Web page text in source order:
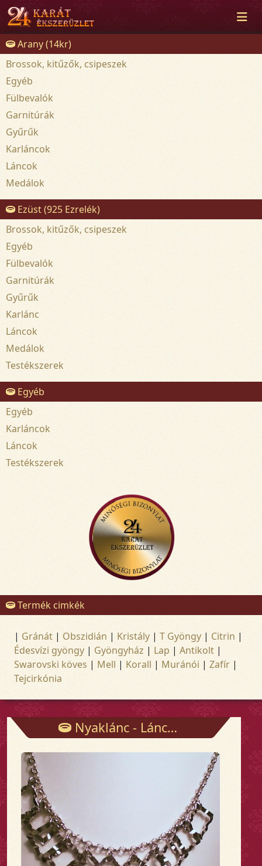
Arany (14kr)
Brossok, kitűzők, csipeszek
Egyéb
Fülbevalók
Garnitúrák
Gyűrűk
Karláncok
Láncok
Medálok
Ezüst (925 Ezrelék)
Brossok, kitűzők, csipeszek
Egyéb
Fülbevalók
Garnitúrák
Gyűrűk
Karlánc
Láncok
Medálok
Testékszerek
Egyéb
Egyéb
Karláncok
Láncok
Testékszerek
Termék cimkék
| Gránát | Obszidián | Kristály | T Gyöngy | Citrin |
Édesvízi gyöngy | Gyöngyház | Lap | Antikolt |
Swarovski köves | Mell | Korall | Muránói | Zafír |
Tejcirkónia
Nyaklánc - Láncok - Arany és ezüst ékszerek